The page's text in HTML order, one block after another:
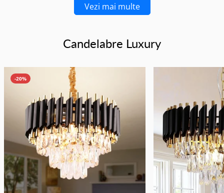
Vezi mai multe
Candelabre Luxury
-20%